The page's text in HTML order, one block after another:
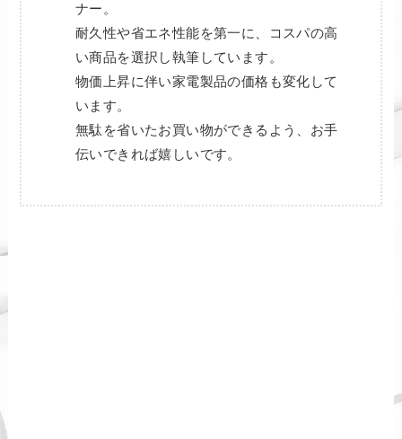
ナー。
耐久性や省エネ性能を第一に、コスパの高
い商品を選択し執筆しています。
物価上昇に伴い家電製品の価格も変化して
います。
無駄を省いたお買い物ができるよう、お手
伝いできれば嬉しいです。